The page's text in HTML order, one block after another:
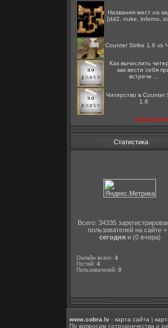
Названия мест на
[dd2, nuke, inferno,
Counter Strike 1.6 vs
Как вычислить
как вести себя
встрече ...
Читерство в Counter
1.6
Статистика
Всего: 34335
пользователей на сайте +
сегодняи (0 вчера)
Онлайн всего: 4
Гостей: 4
Пользователей: 0
www.cobra.lv - карта сайта |
По вопросам сотрудничества и